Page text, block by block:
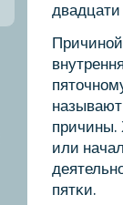
причины.
или
пятκи.